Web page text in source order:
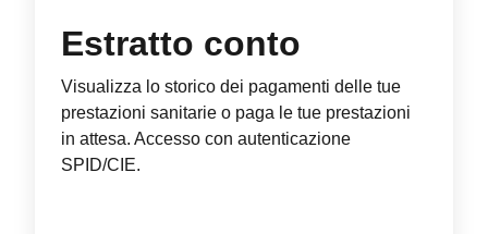
Estratto conto
Visualizza lo storico dei pagamenti delle tue
prestazioni sanitarie o paga le tue prestazioni
in attesa. Accesso con autenticazione
SPID/CIE.